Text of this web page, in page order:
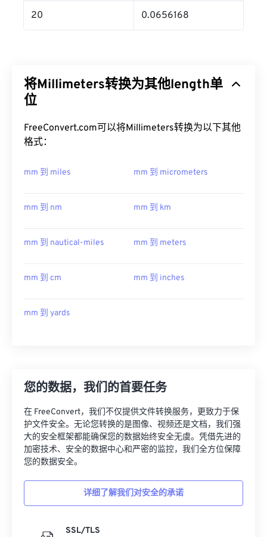
20 0.0656168
将Millimeters转换为其他length单
位
FreeConvert.com可以将Millimeters转换为以下其他
格式：
mm 到 miles mm 到 micrometers
mm 到 nm mm 到 km
mm 到 nautical-miles mm 到 meters
mm 到 cm mm 到 inches
mm 到 yards
您的数据，我们的首要任务
在 FreeConvert，我们不仅提供文件转换服务，更致力于保
护文件安全。无论您转换的是图像、视频还是文档，我们强
大的安全框架都能确保您的数据始终安全无虞。凭借先进的
加密技术、安全的数据中心和严密的监控，我们全方位保障
您的数据安全。
详细了解我们对安全的承诺
SSL/TLS